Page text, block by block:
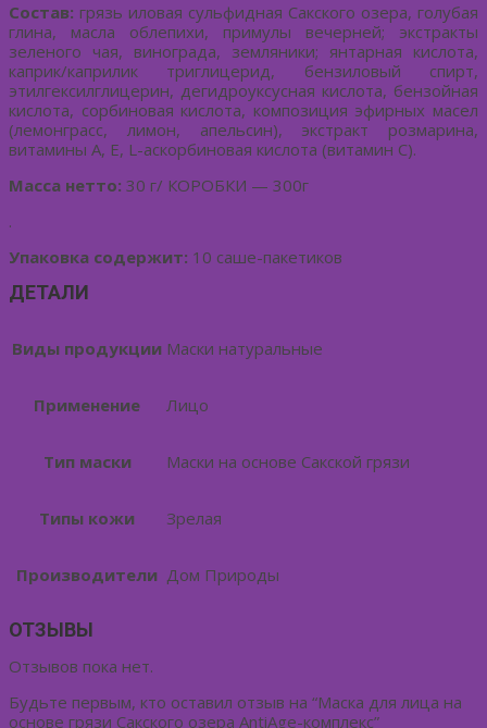
Состав: грязь иловая сульфидная Сакского озера, голубая
глина, масла облепихи, примулы вечерней; экстракты
зеленого чая, винограда, земляники; янтарная кислота,
каприк/каприлик триглицерид, бензиловый спирт,
этилгексилглицерин, дегидроуксусная кислота, бензойная
кислота, сорбиновая кислота, композиция эфирных масел
(лемонграсс, лимон, апельсин), экстракт розмарина,
витамины А, Е, L-аскорбиновая кислота (витамин С).
Масса нетто: 30 г/ КОРОБКИ — 300г
.
Упаковка содержит: 10 саше-пакетиков
ДЕТАЛИ
Виды продукции Маски натуральные
Применение Лицо
Тип маски Маски на основе Сакской грязи
Типы кожи Зрелая
Производители Дом Природы
ОТЗЫВЫ
Отзывов пока нет.
Будьте первым, кто оставил отзыв на “Маска для лица на
основе грязи Сакского озера AntiAge-комплекс”